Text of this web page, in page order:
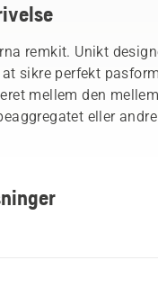
remkit. Unikt
sikre perfekt
mellem den
eller andre